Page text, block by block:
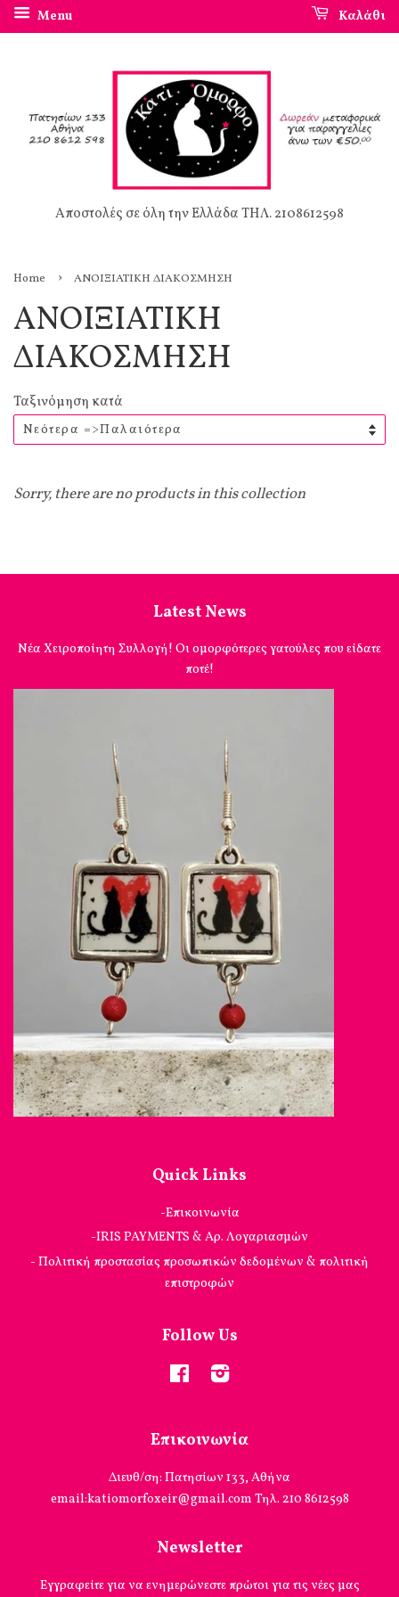
Menu Καλάθι
Αποστολές σε όλη την Ελλάδα ΤΗΛ. 2108612598
Home › ΑΝΟΙΞΙΑΤΙΚΗ ΔΙΑΚΟΣΜΗΣΗ
ΑΝΟΙΞΙΑΤΙΚΗ
ΔΙΑΚΟΣΜΗΣΗ
Ταξινόμηση κατά
Sorry, there are no products in this collection
Latest News
Νέα Χειροποίητη Συλλογή! Οι ομορφότερες γατούλες που είδατε
ποτέ!
Quick Links
-Επικοινωνία
-IRIS PAYMENTS & Αρ. Λογαριασμών
- Πολιτική προστασίας προσωπικών δεδομένων & πολιτική
επιστροφών
Follow Us
Facebook
Επικοινωνία
Διευθ/ση: Πατησίων 133, Αθήνα
email:katiomorfoxeir@gmail.com Τηλ. 210 8612598
Newsletter
Εγγραφείτε για να ενημερώνεστε πρώτοι για τις νέες μας